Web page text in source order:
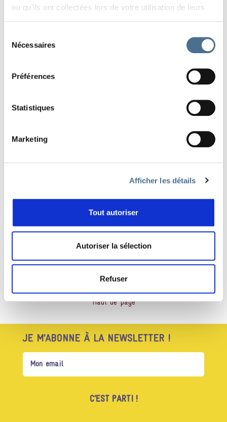
ou qu'ils ont collectées lors de votre utilisation de leurs
Nécessaires
Préférences
Statistiques
Marketing
Afficher les détails
Tout autoriser
Autoriser la sélection
Refuser
projetés
au Festival Salamandre et ceux
présents en ligne du 21 au 23 octobre!
PARTAGER
Haut de page
JE M’ABONNE À LA NEWSLETTER !